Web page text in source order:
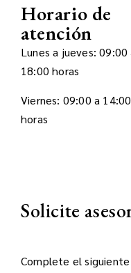
Horario de
atención
Lunes a jueves: 09:00
18:00 horas
Viernes: 09:00 a 14:00
horas
Solicite
Complete el